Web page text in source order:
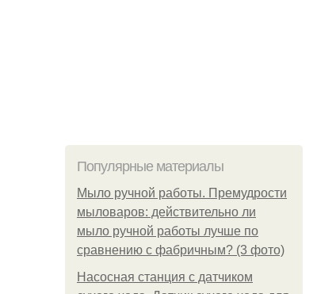
Популярные материалы
Мыло ручной работы. Премудрости
мыловаров: действительно ли
мыло ручной работы лучше по
сравнению с фабричным? (3 фото)
Насосная станция с датчиком